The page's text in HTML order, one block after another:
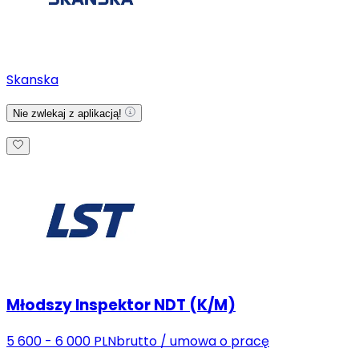
Skanska
Nie zwlekaj z aplikacją!
Młodszy Inspektor NDT (K/M)
5 600 - 6 000 PLNbrutto / umowa o pracę